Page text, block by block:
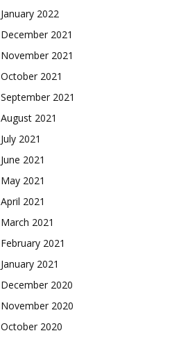
January 2022
December 2021
November 2021
October 2021
September 2021
August 2021
July 2021
June 2021
May 2021
April 2021
March 2021
February 2021
January 2021
December 2020
November 2020
October 2020